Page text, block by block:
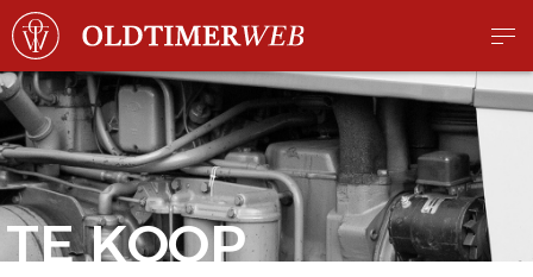
TE KOOP